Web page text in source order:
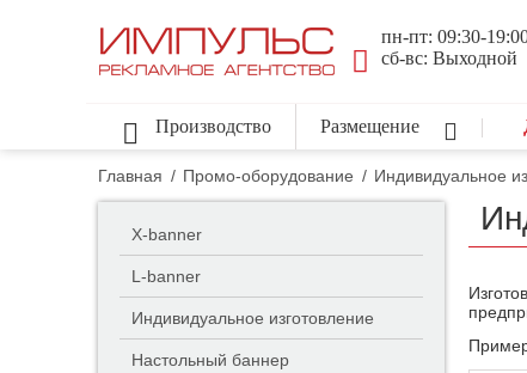
пн-пт: 09:30-
сб-вс: Выходной
Производство Размещение
Главная / Промо-оборудование / Индивидуальное
X-banner
L-banner
Индивидуальное изготовление
Настольный баннер